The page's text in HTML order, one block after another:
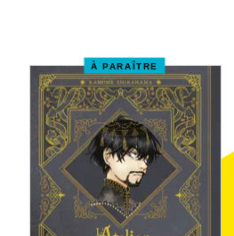
À PARAÎTRE